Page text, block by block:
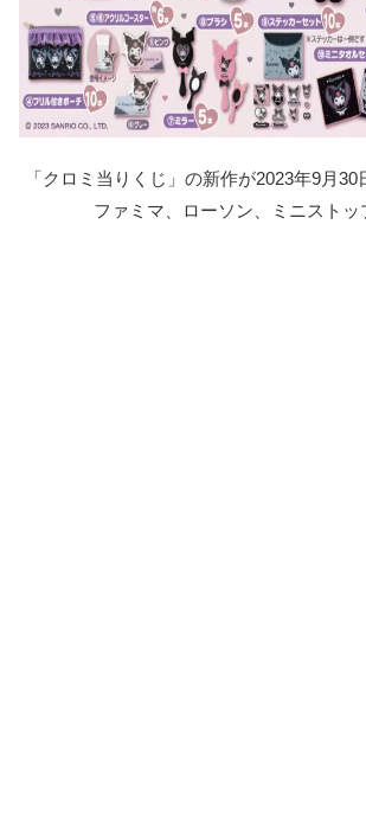
「クロミ当りくじ」の新作が2023年9月
ファミマ、ローソン、ミニストッ